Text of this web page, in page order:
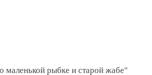
маленькой рыбке и старой жабе"